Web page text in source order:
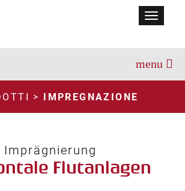
Menu
> IMPREGNAZIONE
Imprägnierung
Flutanlagen